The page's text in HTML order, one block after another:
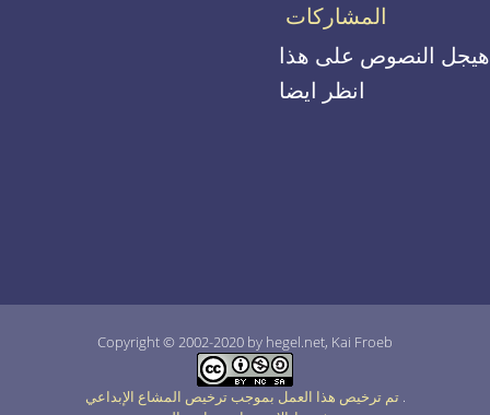
المشاركات
هيجل النصوص على هذا
انظر ايضا
Copyright © 2002-2020 by hegel.net, Kai Froeb
.